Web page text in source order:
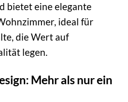
bietet eine elegante
ideal für
die Wert auf
legen.
Mehr als nur ein